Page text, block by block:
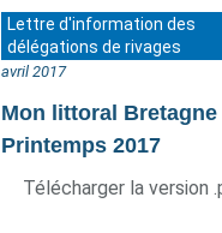
Lettre d'information des
délégations de rivages
avril 2017
Mon littoral Bretagne
Printemps 2017
Télécharger la version